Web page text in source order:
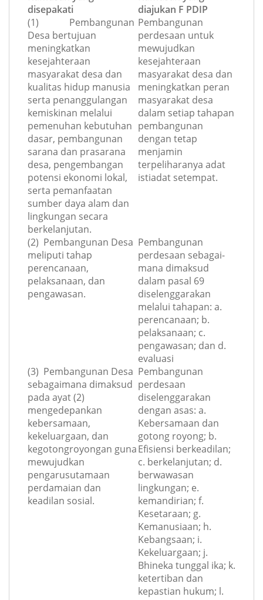
disepakati
diajukan F PDIP
(1) Pembangunan
Desa bertujuan
meningkatkan
kesejahteraan
masyarakat desa dan
kualitas hidup manusia
serta penanggulangan
kemiskinan melalui
pemenuhan kebutuhan
dasar, pembangunan
sarana dan prasarana
desa, pengembangan
potensi ekonomi lokal,
serta pemanfaatan
sumber daya alam dan
lingkungan secara
berkelanjutan.
Pembangunan
perdesaan untuk
mewujudkan
kesejahteraan
masyarakat desa dan
meningkatkan peran
masyarakat desa
dalam setiap tahapan
pembangunan
dengan tetap
menjamin
terpeliharanya adat
istiadat setempat.
(2) Pembangunan Desa
meliputi tahap
perencanaan,
pelaksanaan, dan
pengawasan.
Pembangunan
perdesaan sebagai-
mana dimaksud
dalam pasal 69
diselenggarakan
melalui tahapan: a.
perencanaan; b.
pelaksanaan; c.
pengawasan; dan d.
evaluasi
(3) Pembangunan Desa
sebagaimana dimaksud
pada ayat (2)
mengedepankan
kebersamaan,
kekeluargaan, dan
kegotongroyongan guna
mewujudkan
pengarusutamaan
perdamaian dan
keadilan sosial.
Pembangunan
perdesaan
diselenggarakan
dengan asas: a.
Kebersamaan dan
gotong royong; b.
Efisiensi berkeadilan;
c. berkelanjutan; d.
berwawasan
lingkungan; e.
kemandirian; f.
Kesetaraan; g.
Kemanusiaan; h.
Kebangsaan; i.
Kekeluargaan; j.
Bhineka tunggal ika; k.
ketertiban dan
kepastian hukum; l.